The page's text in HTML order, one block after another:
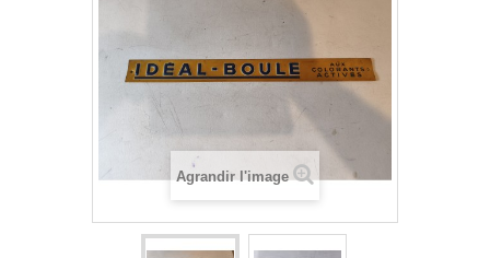
Agrandir l'image